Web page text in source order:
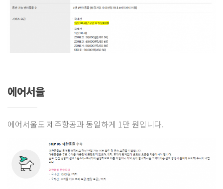
에어서울
에어서울도 제주항공과 동일하게 1만 원입니다.